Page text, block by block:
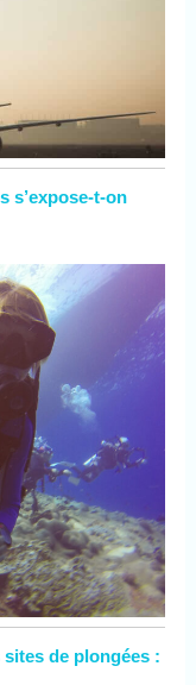
s’expose-t-on
de plongées :